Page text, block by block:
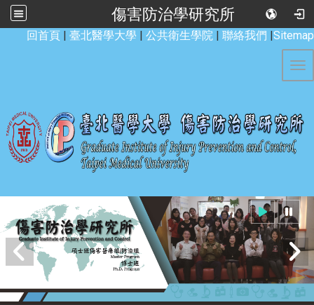
傷害防治學研究所
回首頁 | 臺北醫學大學 | 公共衛生學院 | 聯絡我們 |Sitemap